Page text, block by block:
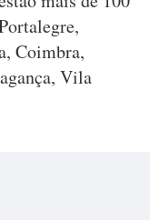
Coimbra,
Vila